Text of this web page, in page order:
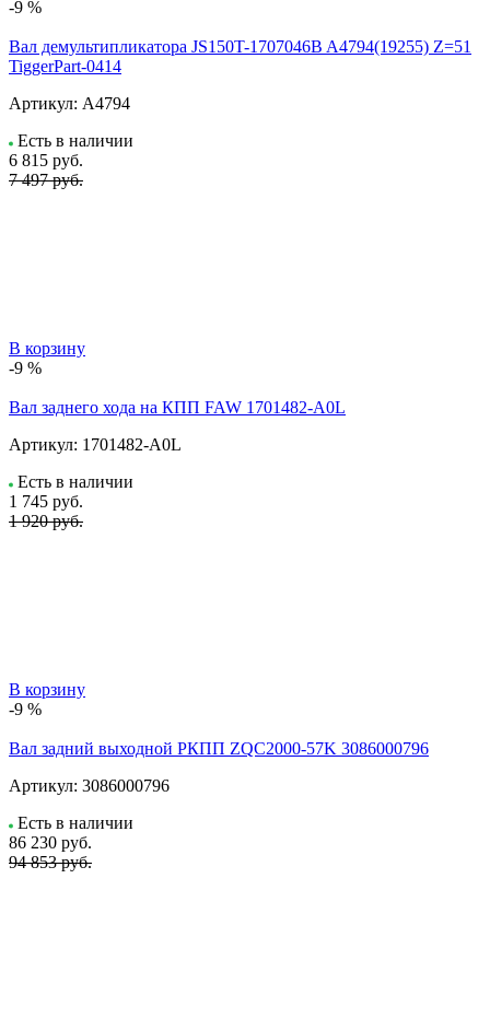
-9 %
Вал демультипликатора JS150T-1707046B A4794(19255) Z=51
TiggerPart-0414
Артикул: A4794
Есть в наличии
6 815 руб.
7 497 руб.
В корзину
-9 %
Вал заднего хода на КПП FAW 1701482-A0L
Артикул: 1701482-A0L
Есть в наличии
1 745 руб.
1 920 руб.
В корзину
-9 %
Вал задний выходной РКПП ZQC2000-57K 3086000796
Артикул: 3086000796
Есть в наличии
86 230 руб.
94 853 руб.